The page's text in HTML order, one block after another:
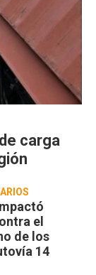
carga
el
de los
14